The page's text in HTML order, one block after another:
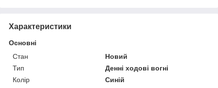
Характеристики
Основні
Стан
Новий
Тип
Денні ходові вогні
Колір
Синій